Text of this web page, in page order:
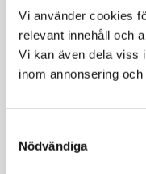
Vi använder cookies
relevant innehåll och
Vi kan även dela viss
inom annonsering
Selection
Nödvändiga
29KR
VÄLJ VARIANT